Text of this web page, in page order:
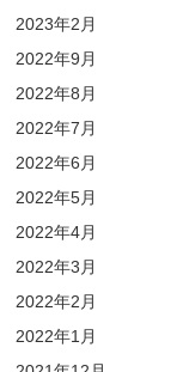
2023年2月
2022年9月
2022年8月
2022年7月
2022年6月
2022年5月
2022年4月
2022年3月
2022年2月
2022年1月